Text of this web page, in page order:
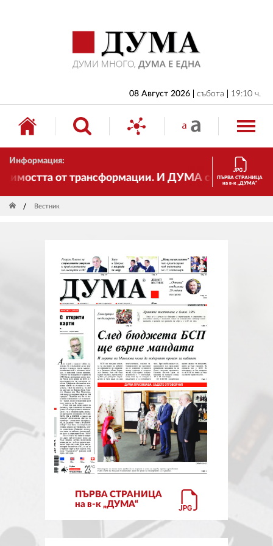
08 Август 2026 събота 19:10 ч.
Информация:
от трансформации. И ДУМА се променя иПЪРВА СТРАНИЦА
на в-к „ДУМА“
Вестник
ПЪРВА СТРАНИЦА
на в-к „ДУМА“
БЪЛГАРИЯ
ИКОНОМИКА
ИЗБОРИ
СВЯТ
ДРУГИ
ЗА НАС
АВТОРИ
РЕДАКЦИЯ
КОНТАКТИ
РЕКЛАМА
АБОНАМЕНТ
УСЛОВИЯ ЗА ПОЛЗВАНЕ
ПОЛИТИКА ЗА БИСКВИТКИТЕ
ПОЛИТИКАТА ЗА
ПОВЕРИТЕЛНОСТ